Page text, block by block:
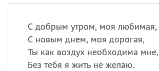
С добрым утром, моя любимая,
С новым днем, моя дорогая,
Ты как воздух необходима мне,
Без тебя я жить не желаю.